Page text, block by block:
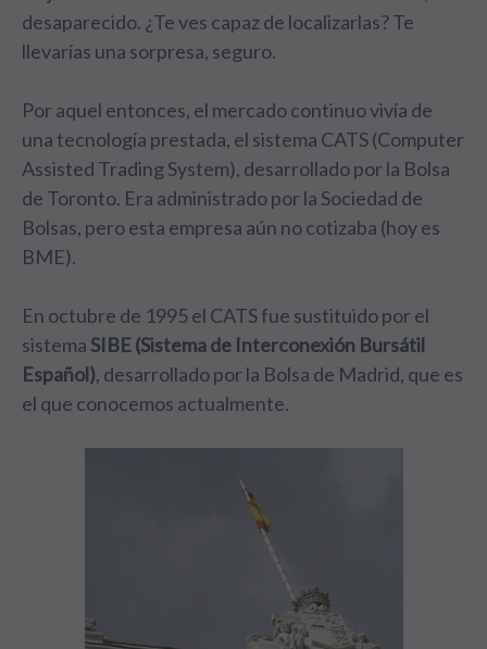
desaparecido. ¿Te ves capaz de localizarlas? Te
llevarías una sorpresa, seguro.
Por aquel entonces, el mercado continuo vivía de
una tecnología prestada, el sistema CATS (Computer
Assisted Trading System), desarrollado por la Bolsa
de Toronto. Era administrado por la Sociedad de
Bolsas, pero esta empresa aún no cotizaba (hoy es
BME).
En octubre de 1995 el CATS fue sustituido por el
sistema SIBE (Sistema de Interconexión Bursátil
Español), desarrollado por la Bolsa de Madrid, que es
el que conocemos actualmente.